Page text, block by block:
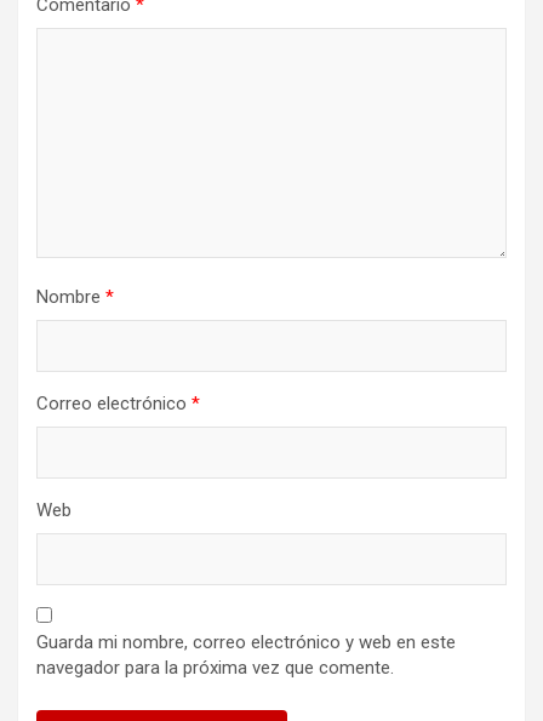
Comentario *
Nombre *
Correo electrónico *
Web
Guarda mi nombre, correo electrónico y web en este
navegador para la próxima vez que comente.